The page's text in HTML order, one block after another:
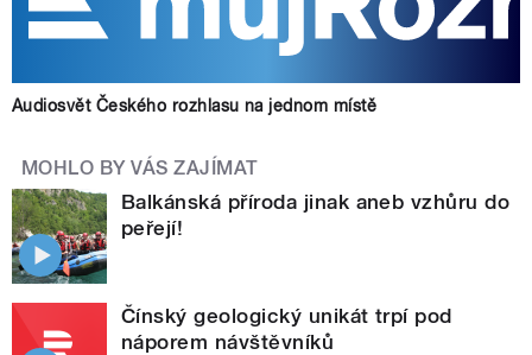
Audiosvět Českého rozhlasu na jednom místě
MOHLO BY VÁS ZAJÍMAT
Balkánská příroda jinak aneb vzhůru do
peřejí!
Čínský geologický unikát trpí pod
náporem návštěvníků